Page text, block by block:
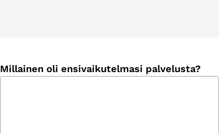
Millainen oli ensivaikutelmasi palvelusta?